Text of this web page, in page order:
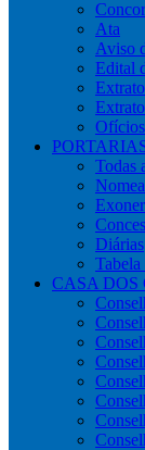
Ata
Aviso
Edital
Ofícios
Todas
Diárias
CASA DOS